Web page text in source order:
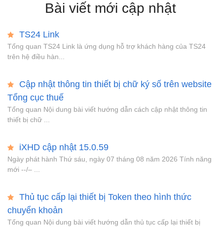
Bài viết mới cập nhật
TS24 Link
Tổng quan TS24 Link là ứng dụng hỗ trợ khách hàng của TS24
trên hệ điều hàn...
Cập nhật thông tin thiết bị chữ ký số trên website
Tổng cục thuế
Tổng quan Nội dung bài viết hướng dẫn cách cập nhật thông tin
thiết bị chữ ...
iXHD cập nhật 15.0.59
Ngày phát hành Thứ sáu, ngày 07 tháng 08 năm 2026 Tính năng
mới --/– ...
Thủ tục cấp lại thiết bị Token theo hình thức
chuyển khoản
Tổng quan Nội dung bài viết hướng dẫn thủ tục cấp lại thiết bị